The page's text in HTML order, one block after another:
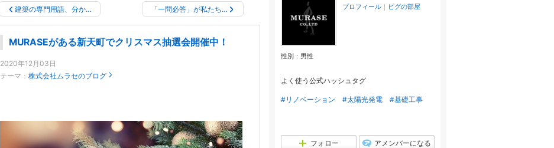
建築の専門用語、分か… 「一問必答」が私たち…
MURASEがある新天町でクリスマス抽選会開催中！
2020年12月03日
テーマ： 株式会社ムラセのブログ
プロフィール ｜ ピグの部屋
性別： 男性
よく使う公式ハッシュタグ
#リノベーション #太陽光発電 #基礎工事
フォロー アメンバーになる